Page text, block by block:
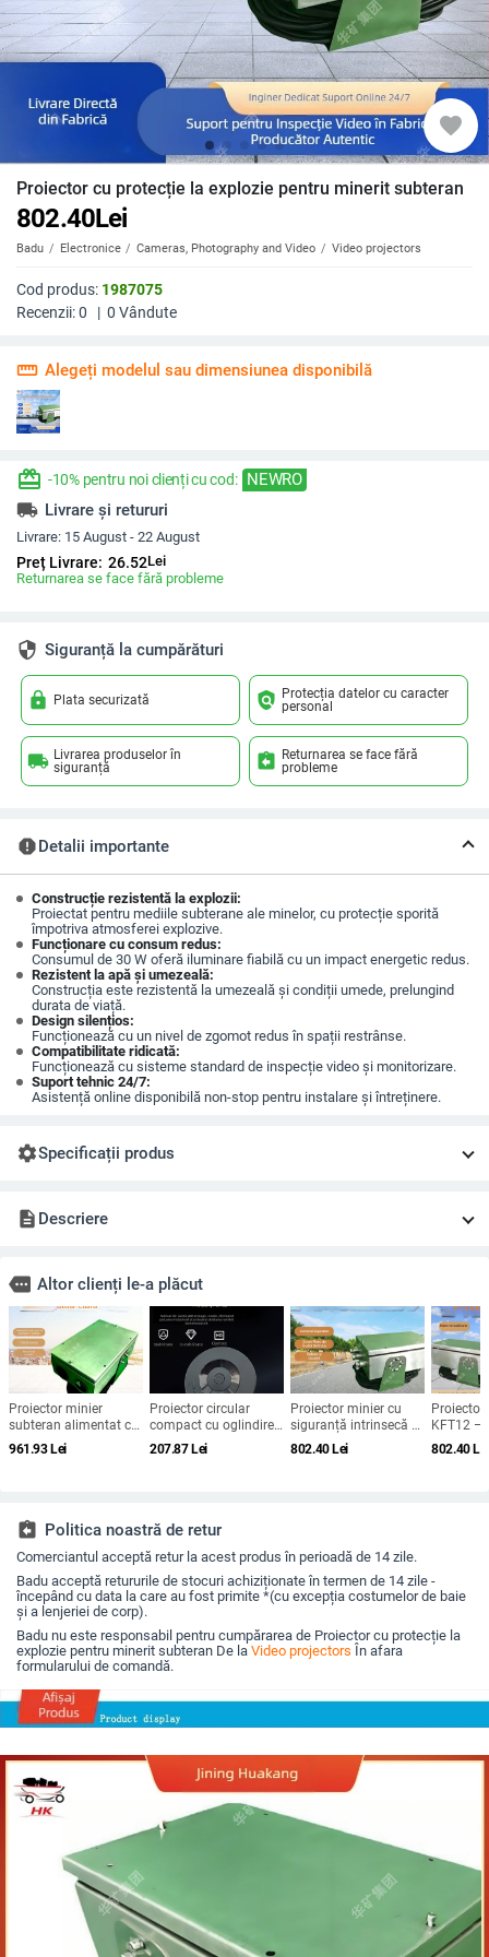
favorite
Proiector cu protecție la explozie pentru minerit subteran
802.40Lei
Badu Electronice Cameras, Photography and Video Video projectors
Cod produs: 1987075
Recenzii:0 | 0 Vândute
straighten Alegeți modelul sau dimensiunea disponibilă
redeem -10% pentru noi clienți cu cod: NEWRO
local_shipping Livrare și retururi
Livrare: 15 August - 22 August
Preț Livrare: 26.52Lei
Returnarea se face fără probleme
security Siguranță la cumpărături
lock Plata securizată policy Protecția datelor cu caracter
personal
local_shipping Livrarea produselor în
siguranță
assignment_return Returnarea se face fără
probleme
reportDetalii importante
Construcție rezistentă la explozii:
Proiectat pentru mediile subterane ale minelor, cu protecție sporită
împotriva atmosferei explozive.
Funcționare cu consum redus:
Consumul de 30 W oferă iluminare fiabilă cu un impact energetic redus.
Rezistent la apă și umezeală:
Construcția este rezistentă la umezeală și condiții umede, prelungind
durata de viață.
Design silențios:
Funcționează cu un nivel de zgomot redus în spații restrânse.
Compatibilitate ridicată:
Funcționează cu sisteme standard de inspecție video și monitorizare.
Suport tehnic 24/7:
Asistență online disponibilă non-stop pentru instalare și întreținere.
settingsSpecificații produs
description Descriere
more Altor clienți le-a plăcut
Proiector minier
subteran alimentat cu
gaz, imagine clară,
durată lungă a bateriei
961.93Lei
Proiector circular
compact cu oglindire
a ecranului prin cablu,
compatibil Android și
207.87Lei
Proiector minier cu
siguranță intrinsecă –
ecran HD mare, robust
și durabil
802.40Lei
Proiector
KFT12 –
înaltă,
802.40Lei
assignment_return Politica noastră de retur
Comerciantul acceptă retur la acest produs în perioadă de 14 zile.
Badu acceptă retururile de stocuri achiziționate în termen de 14 zile -
începând cu data la care au fost primite *(cu excepția costumelor de baie
și a lenjeriei de corp).
Badu nu este responsabil pentru cumpărarea de Proiector cu protecție la
explozie pentru minerit subteran De la Video projectors În afara
formularului de comandă.